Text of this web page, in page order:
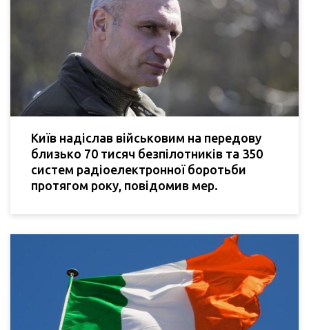
Київ надіслав військовим на передову
близько 70 тисяч безпілотників та 350
систем радіоелектронної боротьби
протягом року, повідомив мер.